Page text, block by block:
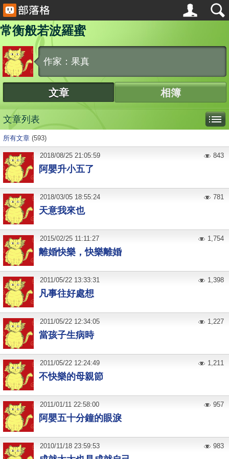
常衡般若波羅蜜
作家：果真
文章 相簿
文章列表
所有文章 (593)
阿嬰升小五了
2018/08/25 21:05:59 843
天意我來也
2018/03/05 18:55:24 781
離婚快樂，快樂離婚
2015/02/25 11:11:27 1,754
凡事往好處想
2011/05/22 13:33:31 1,398
當孩子生病時
2011/05/22 12:34:05 1,227
不快樂的母親節
2011/05/22 12:24:49 1,211
阿嬰五十分鐘的眼淚
2011/01/11 22:58:00 957
2010/11/18 23:59:53 983